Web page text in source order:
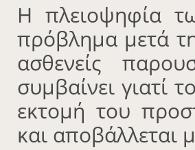
Η πλειοψηφία
πρόβλημα μετά
ασθενείς
συμβαίνει γιατί
εκτομή του
και αποβάλλεται